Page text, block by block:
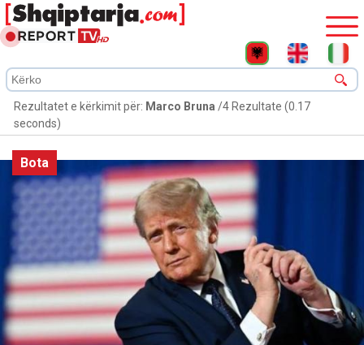
Rezultatet e kërkimit për: Marco Bruna /4 Rezultate (0.17
seconds)
Bota